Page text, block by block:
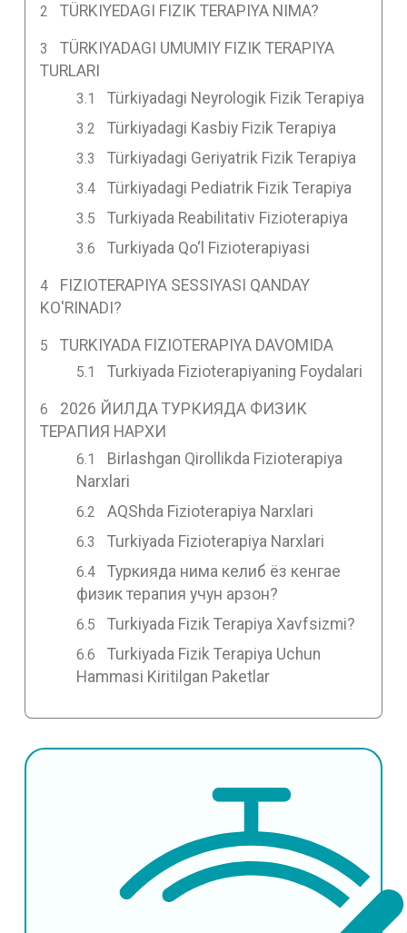
TÜRKIYEDAGI FIZIK TERAPIYA NIMA?
TÜRKIYADAGI UMUMIY FIZIK TERAPIYA
TURLARI
Türkiyadagi Neyrologik Fizik Terapiya
Türkiyadagi Kasbiy Fizik Terapiya
Türkiyadagi Geriyatrik Fizik Terapiya
Türkiyadagi Pediatrik Fizik Terapiya
Turkiyada Reabilitativ Fizioterapiya
Turkiyada Qo‘l Fizioterapiyasi
FIZIOTERAPIYA SESSIYASI QANDAY
KO'RINADI?
TURKIYADA FIZIOTERAPIYA DAVOMIDA
Turkiyada Fizioterapiyaning Foydalari
2026 ЙИЛДА ТУРКИЯДА ФИЗИК
ТЕРАПИЯ НАРХИ
Birlashgan Qirollikda Fizioterapiya
Narxlari
AQShda Fizioterapiya Narxlari
Turkiyada Fizioterapiya Narxlari
Туркияда нима келиб ёз кенгае
физик терапия учун арзон?
Turkiyada Fizik Terapiya Xavfsizmi?
Turkiyada Fizik Terapiya Uchun
Hammasi Kiritilgan Paketlar